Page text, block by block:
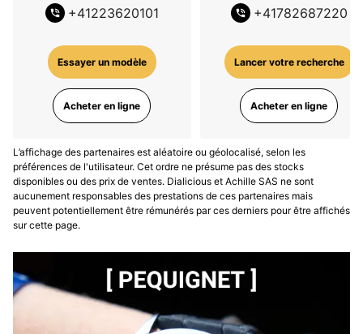
+41223620101
Essayer un modèle
Acheter en ligne
+41782687220
Lancer votre recherche
Acheter en ligne
L’affichage des partenaires est aléatoire ou géolocalisé, selon les
préférences de l'utilisateur. Cet ordre ne présume pas des stocks
disponibles ou des prix de ventes. Dialicious et Achille SAS ne sont
aucunement responsables des prestations de ces partenaires mais
peuvent potentiellement être rémunérés par ces derniers pour être affichés
sur cette page.